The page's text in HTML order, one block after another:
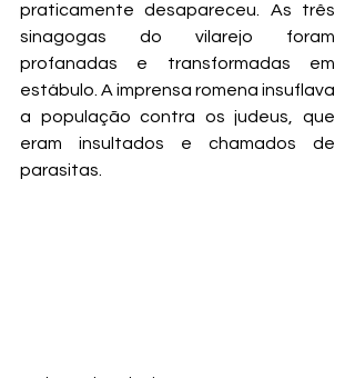
praticamente desapareceu. As três
sinagogas do vilarejo foram
profanadas e transformadas em
estábulo. A imprensa romena insuflava
a população contra os judeus, que
eram insultados e chamados de
parasitas.